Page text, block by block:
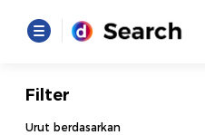
Filter
Urut berdasarkan